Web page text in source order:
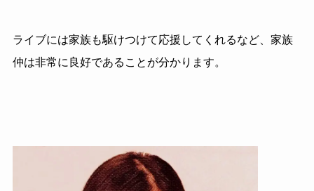
ライブには家族も駆けつけて応援してくれるなど、家族
仲は非常に良好であることが分かります。